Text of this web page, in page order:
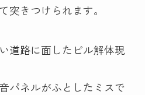
突きつけられます。
道路に面したビル解体現
パネルがふとしたミスで